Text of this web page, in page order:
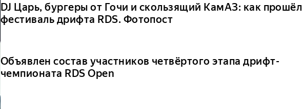
DJ Царь, бургеры от Гочи и скользящий КамАЗ: как прошёл
фестиваль дрифта RDS. Фотопост
Объявлен состав участников четвёртого этапа дрифт-
чемпионата RDS Open